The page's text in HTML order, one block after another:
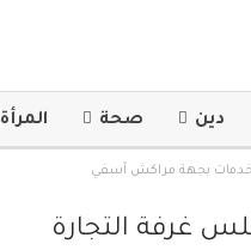
دين صحة المرأة
بجهة مراكش آسفي
غرفة التجارة